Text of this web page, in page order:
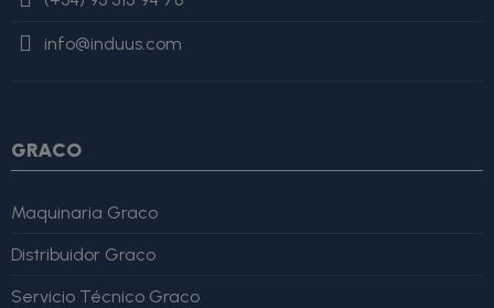
info@induus.com
GRACO
Maquinaria Graco
Distribuidor Graco
Servicio Técnico Graco
Martínez" }, "reviewRating": { "@type": "Rating", "ratingValue":